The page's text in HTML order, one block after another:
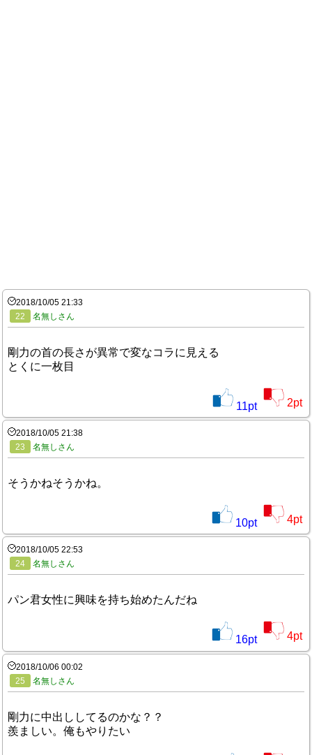
2018/10/05 21:33
22
名無しさん
剛力の首の長さが異常で変なコラに見える
とくに一枚目
11pt 2pt
2018/10/05 21:38
23
名無しさん
そうかねそうかね。
10pt 4pt
2018/10/05 22:53
24
名無しさん
パン君女性に興味を持ち始めたんだね
16pt 4pt
2018/10/06 00:02
25
名無しさん
剛力に中出ししてるのかな？？
羨ましい。俺もやりたい